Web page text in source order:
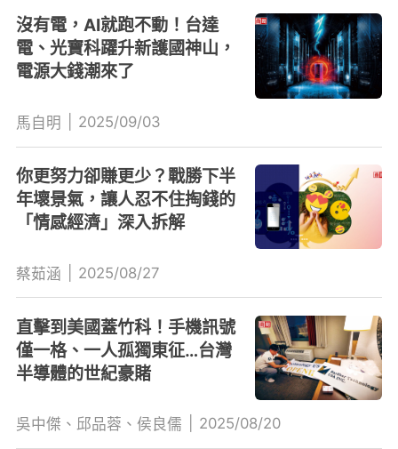
沒有電，AI就跑不動！台達
電、光寶科躍升新護國神山，
電源大錢潮來了
馬自明 2025/09/03
你更努力卻賺更少？戰勝下半
年壞景氣，讓人忍不住掏錢的
「情感經濟」深入拆解
蔡茹涵 2025/08/27
直擊到美國蓋竹科！手機訊號
僅一格、一人孤獨東征…台灣
半導體的世紀豪賭
吳中傑、邱品蓉、侯良儒 2025/08/20